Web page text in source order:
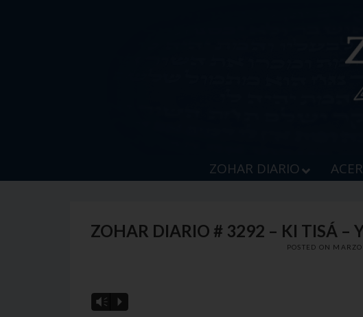
ZOHAR DIARIO
ZOHAR DIARIO # 3292 – KI TISÁ –
POSTED ON
Vm P